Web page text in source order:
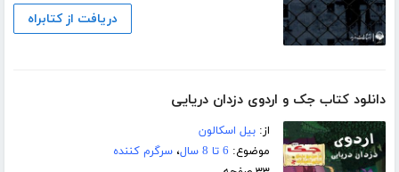
دریافت از کتابراه
دانلود کتاب جک و اردوی دزدان دریایی
از:بیل اسکالون
موضوع: 6 تا 8 سال ،سرگرم کننده